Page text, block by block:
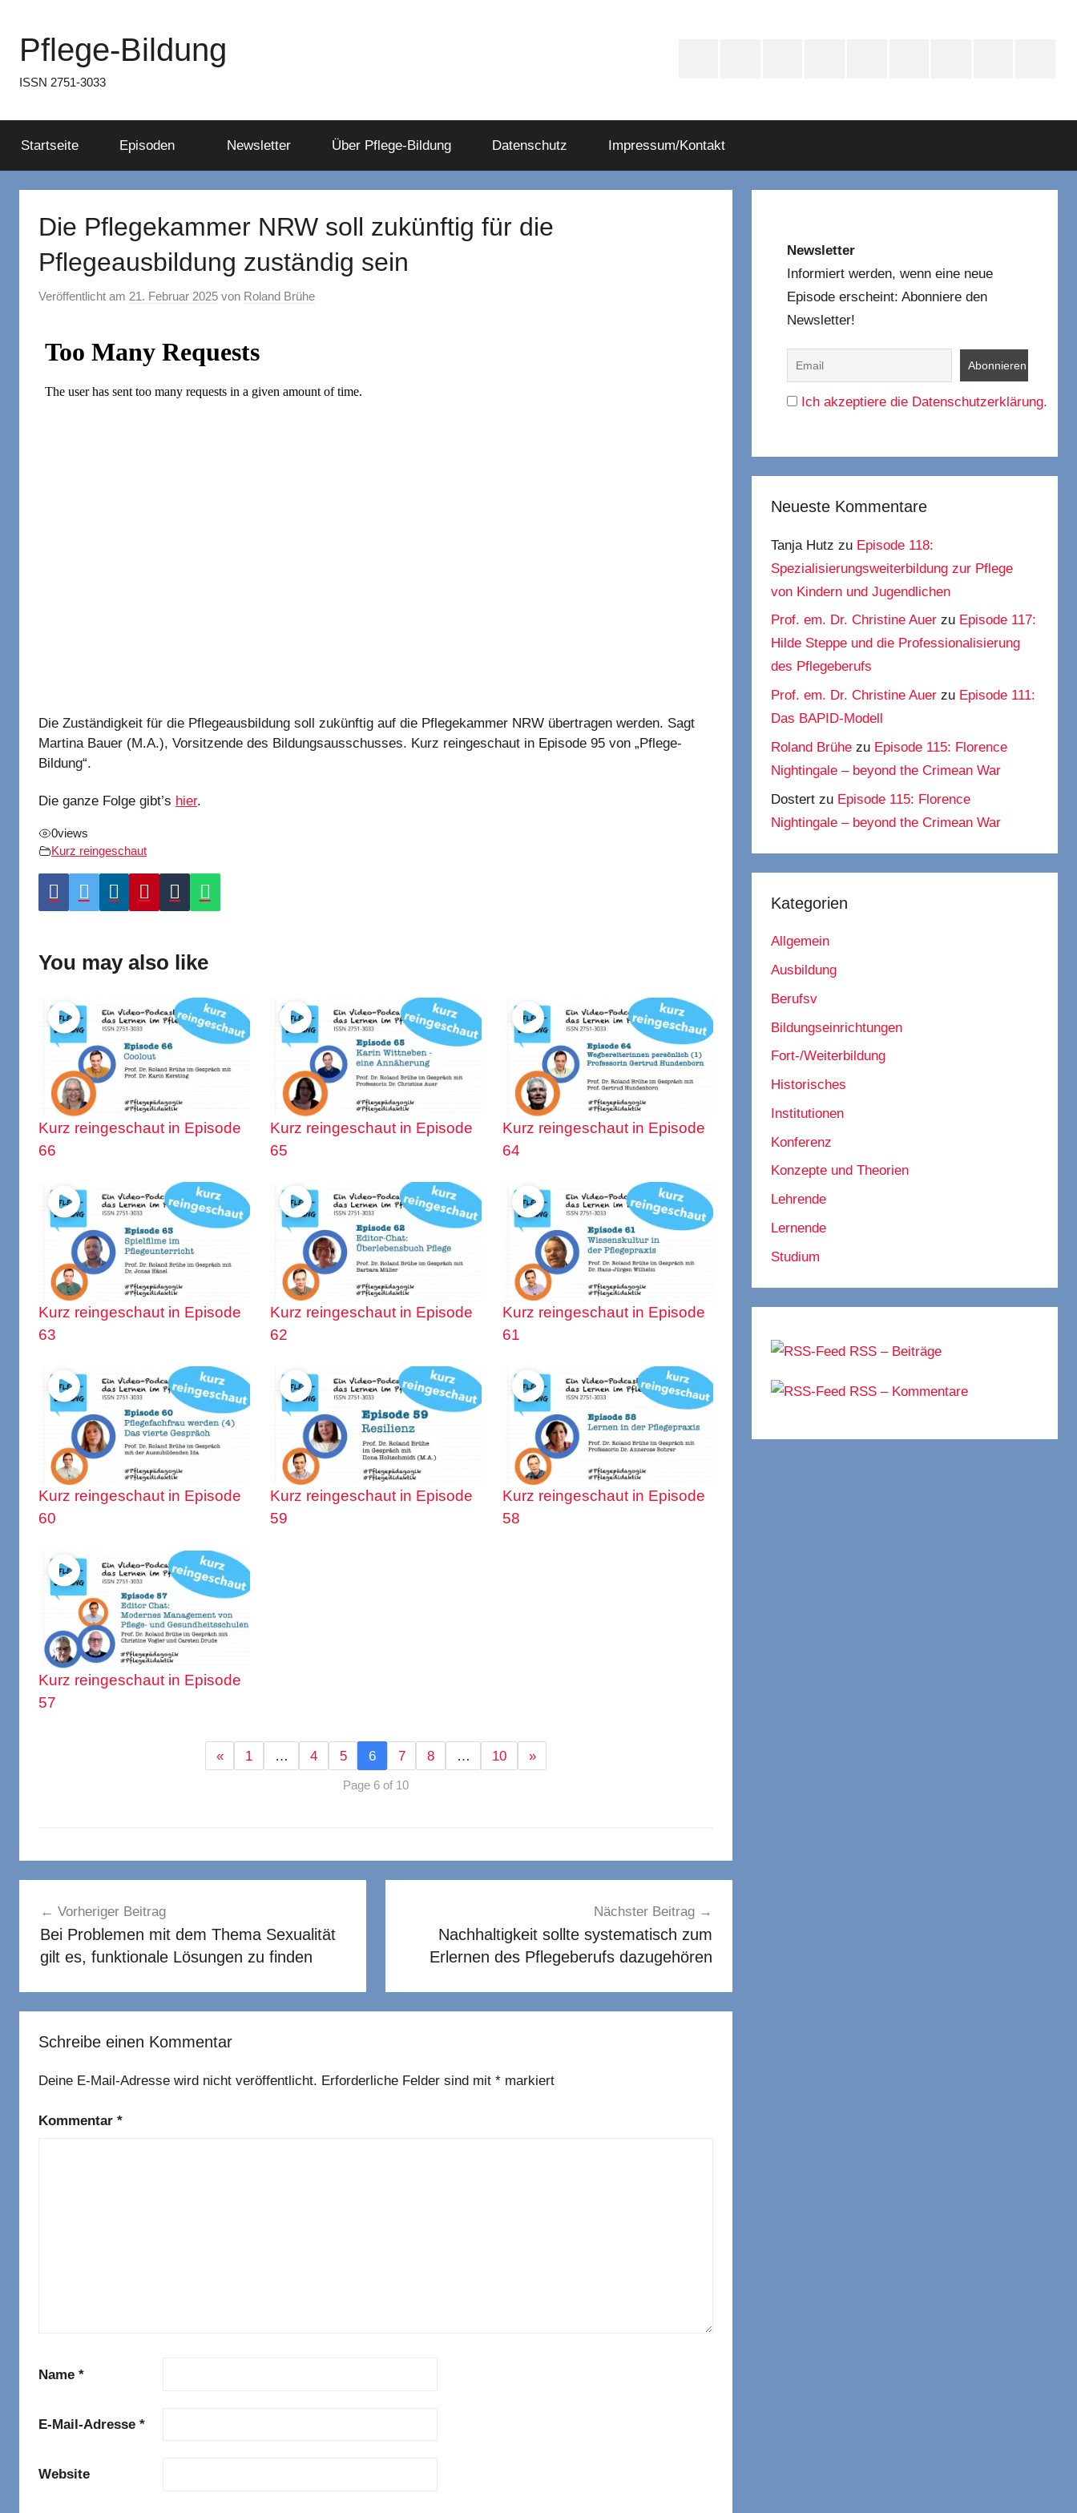
springenPflege-Bildung
ISSN 2751-3033
Startseite Episoden Newsletter Über Pflege-Bildung Datenschutz Impressum/Kontakt
Die Pflegekammer NRW soll zukünftig für die
Pflegeausbildung zuständig sein
Veröffentlicht am 21. Februar 2025 von Roland Brühe
Die Zuständigkeit für die Pflegeausbildung soll zukünftig auf die Pflegekammer NRW übertragen werden. Sagt
Martina Bauer (M.A.), Vorsitzende des Bildungsausschusses. Kurz reingeschaut in Episode 95 von „Pflege-
Bildung“.
Die ganze Folge gibt’s hier.
0views
Kurz reingeschaut
You may also like
Kurz reingeschaut in Episode
66
Kurz reingeschaut in Episode
65
Kurz reingeschaut in Episode
64
Kurz reingeschaut in Episode
63
Kurz reingeschaut in Episode
62
Kurz reingeschaut in Episode
61
Kurz reingeschaut in Episode
60
Kurz reingeschaut in Episode
59
Kurz reingeschaut in Episode
58
Kurz reingeschaut in Episode
57
« 1 … 4 5 6 7 8 … 10 »
Page 6 of 10
Vorheriger Beitrag
Bei Problemen mit dem Thema Sexualität
gilt es, funktionale Lösungen zu finden
Nächster Beitrag
Nachhaltigkeit sollte systematisch zum
Erlernen des Pflegeberufs dazugehören
Schreibe einen Kommentar
Deine E-Mail-Adresse wird nicht veröffentlicht. Erforderliche Felder sind mit * markiert
Kommentar *
Name *
E-Mail-Adresse *
Website
Newsletter
Informiert werden, wenn eine neue
Episode erscheint: Abonniere den
Newsletter!
Ich akzeptiere die Datenschutzerklärung.
Neueste Kommentare
Tanja Hutz zu Episode 118:
Spezialisierungsweiterbildung zur Pflege
von Kindern und Jugendlichen
Prof. em. Dr. Christine Auer zu Episode 117:
Hilde Steppe und die Professionalisierung
des Pflegeberufs
Prof. em. Dr. Christine Auer zu Episode 111:
Das BAPID-Modell
Roland Brühe zu Episode 115: Florence
Nightingale – beyond the Crimean War
Dostert zu Episode 115: Florence
Nightingale – beyond the Crimean War
Kategorien
Allgemein
Ausbildung
Berufsv
Bildungseinrichtungen
Fort-/Weiterbildung
Historisches
Institutionen
Konferenz
Konzepte und Theorien
Lehrende
Lernende
Studium
RSS – Beiträge
RSS – Kommentare